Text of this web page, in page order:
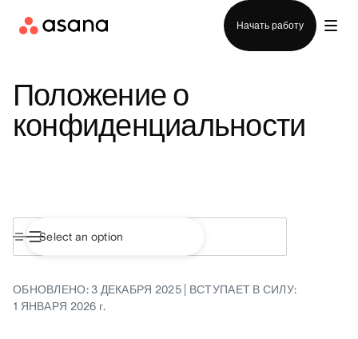
Начать работу
Положение о
конфиденциальности
ОБНОВЛЕНО: 3 ДЕКАБРЯ 2025 | ВСТУПАЕТ В СИЛУ:
1 ЯНВАРЯ 2026 г.